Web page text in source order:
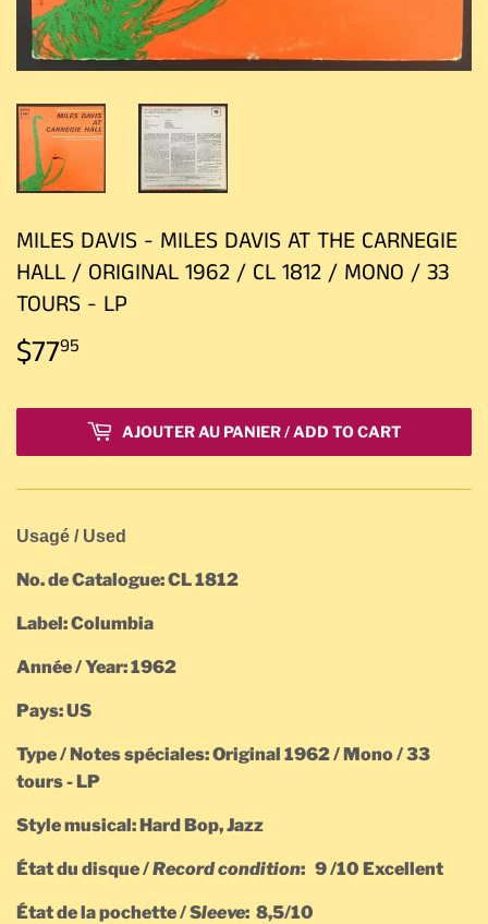
MILES DAVIS - MILES DAVIS AT THE CARNEGIE
HALL / ORIGINAL 1962 / CL 1812 / MONO / 33
TOURS - LP
$7795
AJOUTER AU PANIER / ADD TO CART
Usagé / Used
No. de Catalogue: CL 1812
Label: Columbia
Année / Year: 1962
Pays: US
Type / Notes spéciales: Original 1962 / Mono / 33
tours - LP
Style musical: Hard Bop, Jazz
État du disque /Record condition: 9 /10 Excellent
État de la pochette / Sleeve: 8,5/10